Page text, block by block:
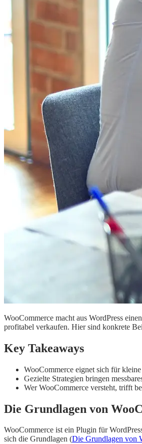
WooCommerce macht aus WordPress
profitabel verkaufen. Hier sind konkrete
Key Takeaways
WooCommerce eignet sich für
Gezielte Strategien bringen
Wer WooCommerce versteht, trifft
Die Grundlagen von
WooCommerce ist ein Plugin für
sich die Grundlagen (Die Grundlagen von